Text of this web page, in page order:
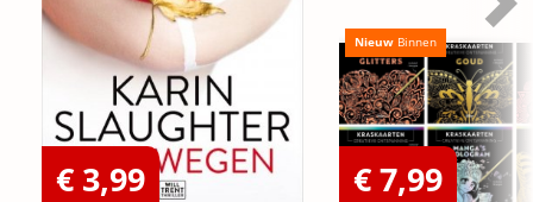
€ 3,99
Nieuw Binnen
€ 7,99